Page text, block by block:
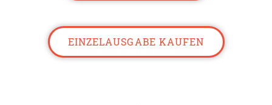
EINZELAUSGABE KAUFEN